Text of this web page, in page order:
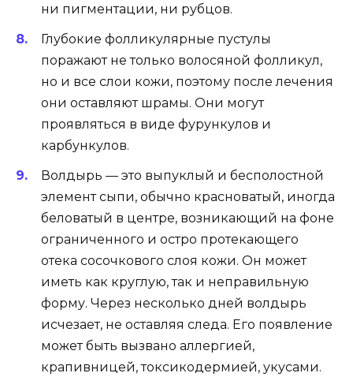
ни пигментации, ни рубцов.
Глубокие фолликулярные пустулы
поражают не только волосяной фолликул,
но и все слои кожи, поэтому после лечения
они оставляют шрамы. Они могут
проявляться в виде фурункулов и
карбункулов.
Волдырь — это выпуклый и бесполостной
элемент сыпи, обычно красноватый, иногда
беловатый в центре, возникающий на фоне
ограниченного и остро протекающего
отека сосочкового слоя кожи. Он может
иметь как круглую, так и неправильную
форму. Через несколько дней волдырь
исчезает, не оставляя следа. Его появление
может быть вызвано аллергией,
крапивницей, токсикодермией, укусами.